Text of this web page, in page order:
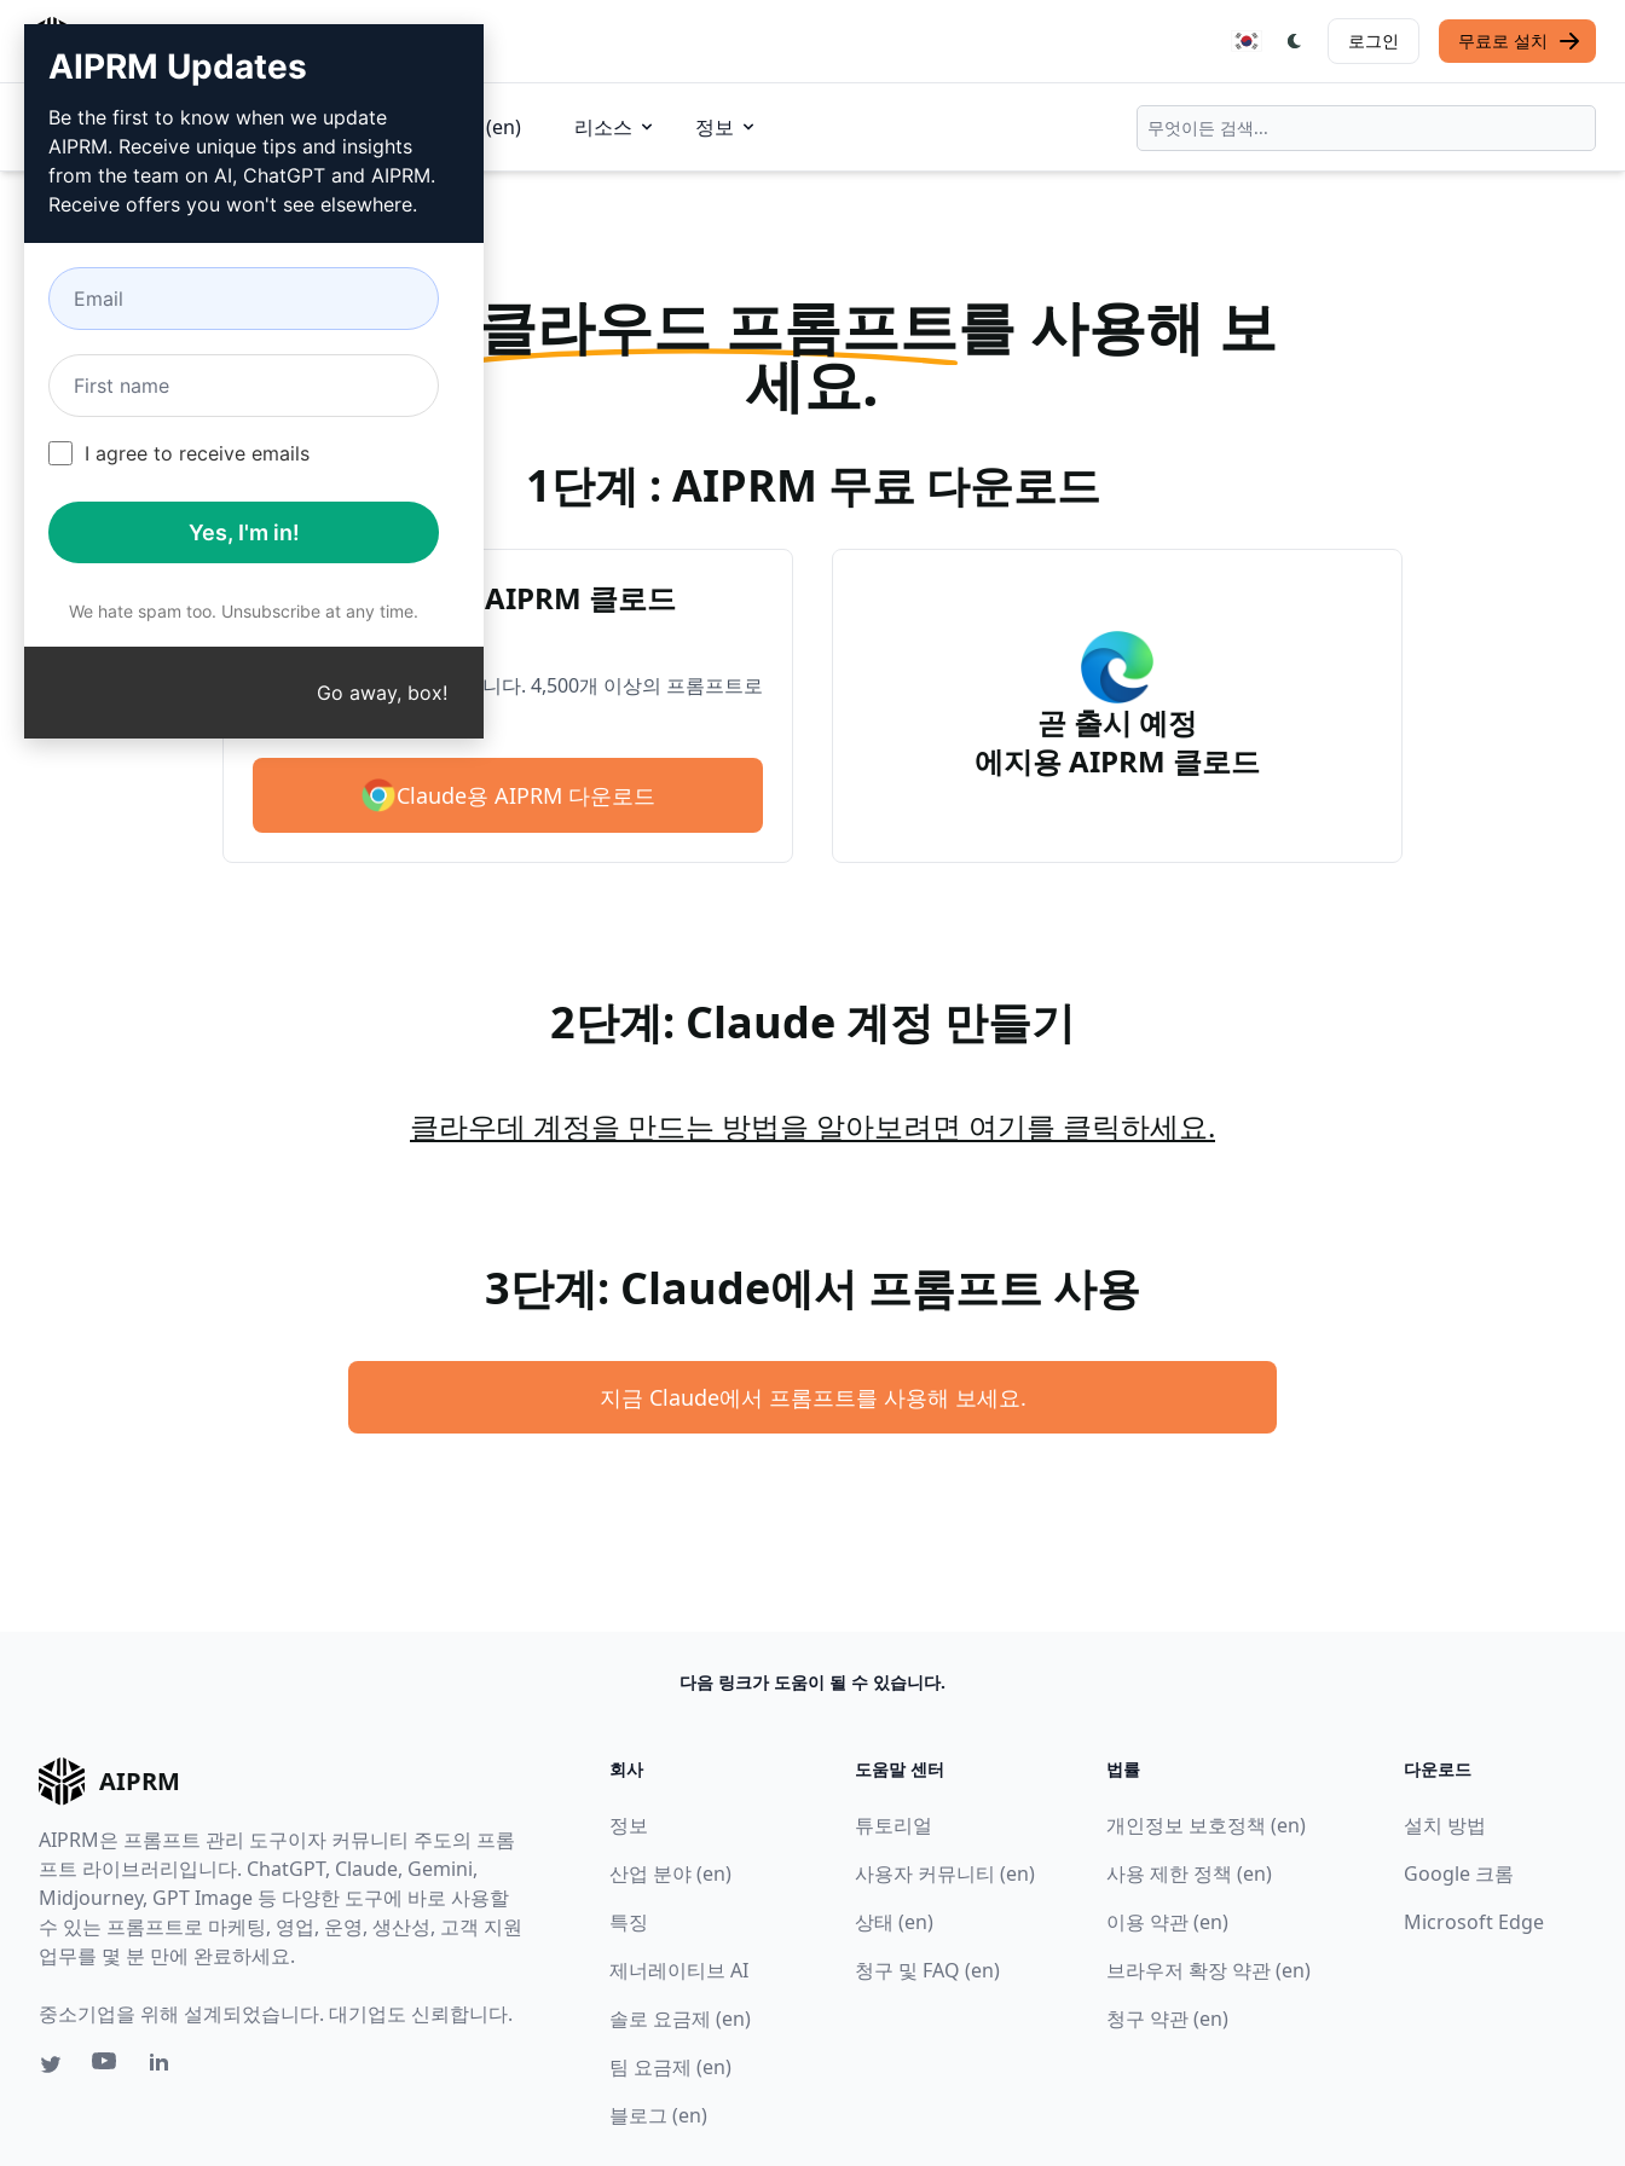
로그인 무료로 설치
제품 가격 책정 프롬프트 GPTs (en) 리소스 정보
지금 클라우드 프롬프트를 사용해 보
세요.
1단계 : AIPRM 무료 다운로드
구글 크롬용 AIPRM 클로드
Claude용 AIPRM을 소개합니다. 4,500개 이상의 프롬프트로
Claude용 AIPRM 다운로드
곧 출시 예정
에지용 AIPRM 클로드
2단계: Claude 계정 만들기
클라우데 계정을 만드는 방법을 알아보려면 여기를 클릭하세요.
3단계: Claude에서 프롬프트 사용
지금 Claude에서 프롬프트를 사용해 보세요.
다음 링크가 도움이 될 수 있습니다.
AIPRM
AIPRM은 프롬프트 관리 도구이자 커뮤니티 주도의 프롬
프트 라이브러리입니다. ChatGPT, Claude, Gemini,
Midjourney, GPT Image 등 다양한 도구에 바로 사용할
수 있는 프롬프트로 마케팅, 영업, 운영, 생산성, 고객 지원
업무를 몇 분 만에 완료하세요.
중소기업을 위해 설계되었습니다. 대기업도 신뢰합니다.
회사
정보
산업 분야 (en)
특징
제너레이티브 AI
솔로 요금제 (en)
팀 요금제 (en)
블로그 (en)
도움말 센터
튜토리얼
사용자 커뮤니티 (en)
상태 (en)
청구 및 FAQ (en)
법률
개인정보 보호정책 (en)
사용 제한 정책 (en)
이용 약관 (en)
브라우저 확장 약관 (en)
청구 약관 (en)
다운로드
설치 방법
Google 크롬
Microsoft Edge
AIPRM Updates
Be the first to know when we update
AIPRM. Receive unique tips and insights
from the team on AI, ChatGPT and AIPRM.
Receive offers you won't see elsewhere.
I agree to receive emails
Yes, I'm in!
We hate spam too. Unsubscribe at any time.
Go away, box!